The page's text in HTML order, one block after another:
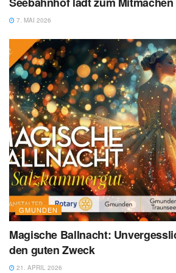
7. MAI 2026
GMUNDEN
Magische Ballnacht:
den guten Zweck
21. APRIL 2026